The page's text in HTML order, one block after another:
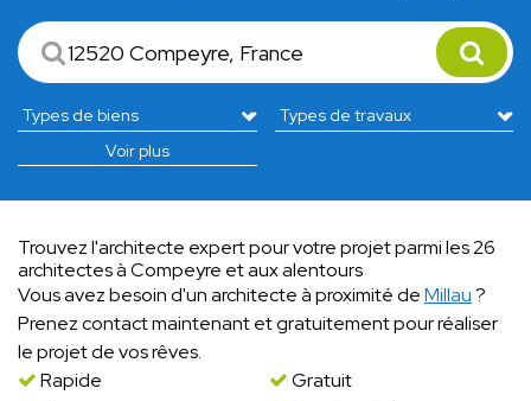
Voir plus
Trouvez l'architecte expert pour votre projet parmi les 26
architectes à Compeyre et aux alentours
Vous avez besoin d'un architecte à proximité deMillau?
Prenez contact maintenant et gratuitement pour réaliser
le projet de vos rêves.
Rapide
Gratuit